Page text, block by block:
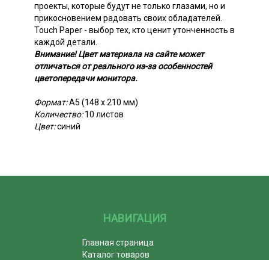
проекты, которые будут не только глазами, но и
прикосновением радовать своих обладателей.
Touch Paper - выбор тех, кто ценит утонченность в
каждой детали.
Внимание! Цвет материала на сайте может
отличаться от реального из-за особенностей
цветопередачи монитора.
Формат:А5 (148 х 210 мм)
Количество:10 листов
Цвет:синий
НАВИГАЦИЯ
Главная страница
Каталог товаров